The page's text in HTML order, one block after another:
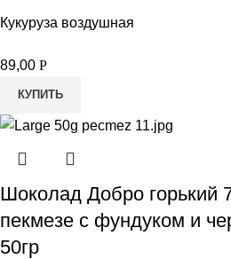
Кукуруза воздушная
89,00 Р
КУПИТЬ
Шоколад Добро горький
пекмезе с фундуком и
50гр